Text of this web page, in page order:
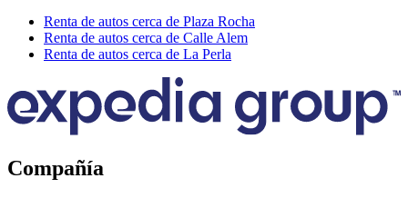
Renta de autos cerca de Plaza Rocha
Renta de autos cerca de Calle Alem
Renta de autos cerca de La Perla
Compañía